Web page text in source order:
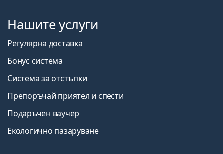
Нашите услуги
Регулярна доставка
Бонус система
Система за отстъпки
Препоръчай приятел и спести
Подаръчен ваучер
Екологично пазаруване